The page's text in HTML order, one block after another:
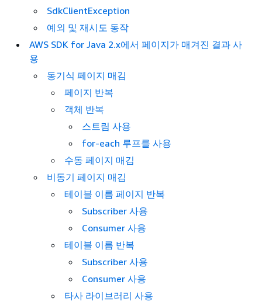
SdkClientException
예외 및 재시도 동작
AWS SDK for Java 2.x에서 페이지가 매겨진 결과 사
용
동기식 페이지 매김
페이지 반복
객체 반복
스트림 사용
for-each 루프를 사용
수동 페이지 매김
비동기 페이지 매김
테이블 이름 페이지 반복
Subscriber 사용
Consumer 사용
테이블 이름 반복
Subscriber 사용
Consumer 사용
타사 라이브러리 사용